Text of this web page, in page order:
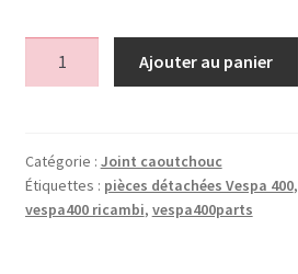
vitre
coulissante
60
Ajouter au panier
Catégorie : Joint caoutchouc
Étiquettes : pièces détachées Vespa 400,
vespa400 ricambi, vespa400parts